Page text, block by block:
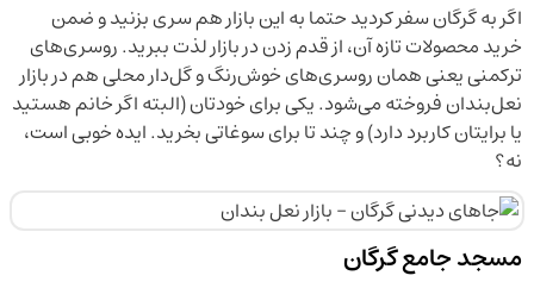
اگر به گرگان سفر کردید حتما به این بازار هم سری بزنید و ضمن
خرید محصولات تازه آن، از قدم زدن در بازار لذت ببرید. روسری‌های
ترکمنی یعنی همان روسری‌های خوش‌رنگ و گل‌دار محلی هم در بازار
نعل‌بندان فروخته می‌شود. یکی برای خودتان (البته اگر خانم هستید
یا برایتان کاربرد دارد) و چند تا برای سوغاتی بخرید. ایده خوبی است،
نه؟
مسجد جامع گرگان